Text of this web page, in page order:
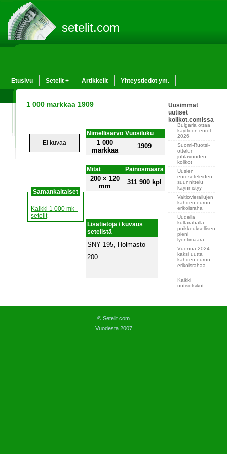
setelit.com
Etusivu Setelit + Artikkelit Yhteystiedot ym.
1 000 markkaa 1909
Ei kuvaa
Samankaltaiset
Kaikki 1 000 mk -
setelit
Nimellisarvo Vuosiluku
1 000
markkaa
1909
Mitat Painosmäärä
200 × 120
mm
311 900 kpl
Lisätietoja / kuvaus
setelistä
SNY 195, Holmasto
200
Uusimmat
uutiset
kolikot.comissa
Bulgaria ottaa
käyttöön eurot
2026
Suomi-Ruotsi-
ottelun
juhlavuoden
kolikot
Uusien
euroseteleiden
suunnittelu
käynnistyy
Valtiovierailujen
kahden euron
erikoisraha
Uudella
kultarahalla
poikkeuksellisen
pieni
lyöntimäärä
Vuonna 2024
kaksi uutta
kahden euron
erikoisrahaa
Kaikki
uutisotsikot
© Setelit.com
Vuodesta 2007